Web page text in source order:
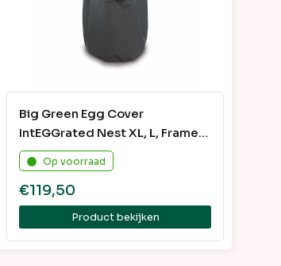
Big Green Egg Cover
IntEGGrated Nest XL, L, Frame
M
Op voorraad
€119,50
Product bekijken